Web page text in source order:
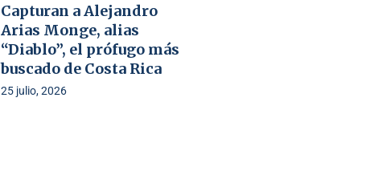
Capturan a Alejandro
Arias Monge, alias
“Diablo”, el prófugo más
buscado de Costa Rica
25 julio, 2026